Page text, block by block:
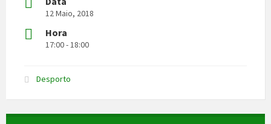
12 Maio, 2018
Hora
17:00 - 18:00
Desporto